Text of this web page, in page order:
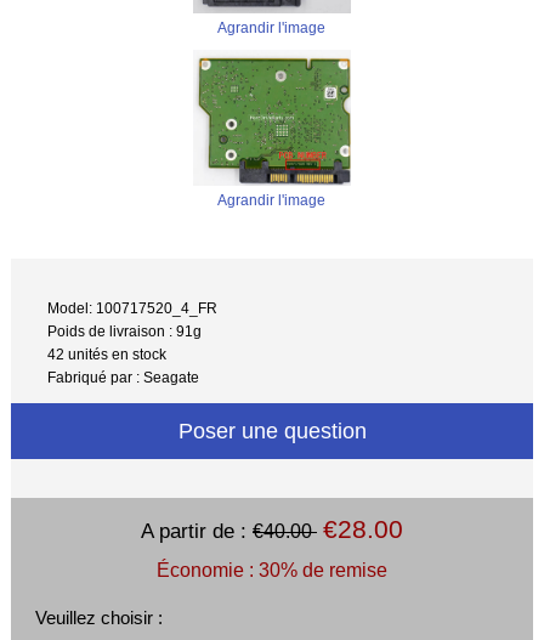
Agrandir l'image
Agrandir l'image
Model: 100717520_4_FR
Poids de livraison : 91g
42 unités en stock
Fabriqué par : Seagate
Poser une question
A partir de : €40.00 €28.00
Économie : 30% de remise
Veuillez choisir :